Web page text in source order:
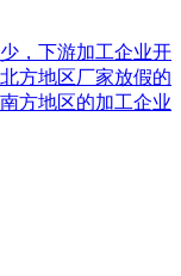
，下游加工企业开
方地区厂家放假的
方地区的加工企业